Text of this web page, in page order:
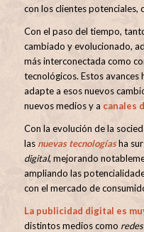
con los clientes potenciales,
Con el paso del tiempo,
cambiado y evolucionado,
más interconectada como
tecnológicos. Estos avances
adapte a esos nuevos
nuevos medios y a canales
Con la evolución de la
las nuevas tecnologíasha
digital, mejorando
ampliando las
con el mercado de
La publicidad digital es
distintos medios como